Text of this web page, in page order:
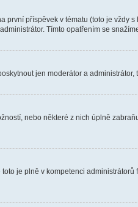
příspěvek v tématu (toto je vždy
Tímto opatřením se
jen moderátor a administrátor,
nebo některé z nich úplně
je plně v kompetenci